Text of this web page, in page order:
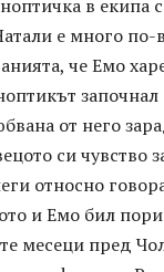
в
е много по-
че Емо
от него
си
относно
и Емо бил
месеци пред